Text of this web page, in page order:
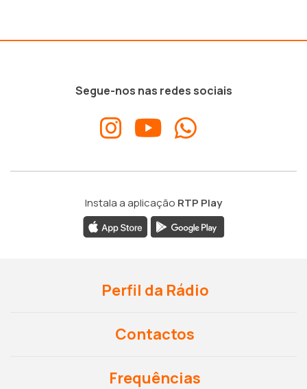
Segue-nos nas redes sociais
Instala a aplicação RTP Play
Perfil da Rádio
Contactos
Frequências